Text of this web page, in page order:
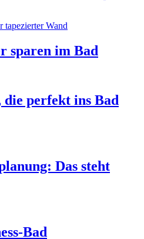
sparen im Bad
perfekt ins Bad
Das steht
Bad